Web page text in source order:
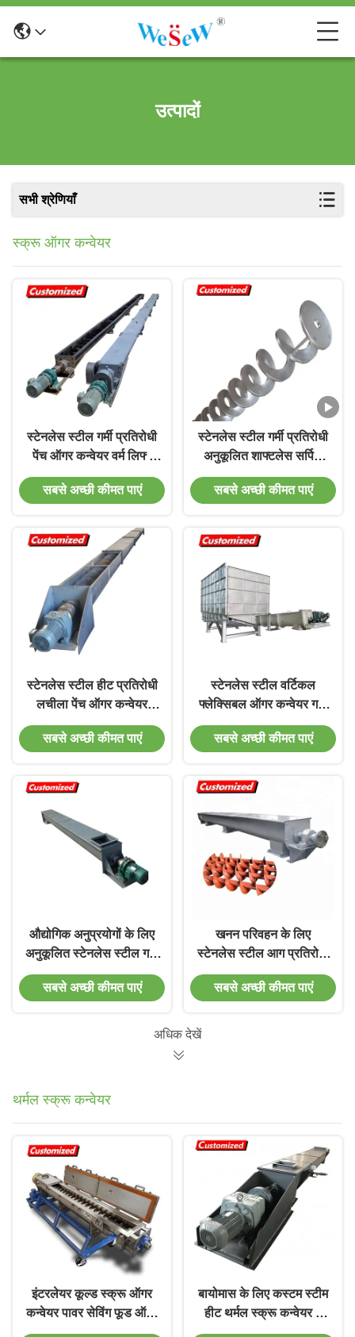
उत्पादों
सभी श्रेणियाँ
स्क्रू ऑगर कन्वेयर
स्टेनलेस स्टील गर्मी प्रतिरोधी
पेंच ऑगर कन्वेयर वर्म लिफ्ट
अनुकूलित आयामों के साथ
सबसे अच्छी कीमत पाएं
स्टेनलेस स्टील गर्मी प्रतिरोधी
अनुकूलित शाफ्टलेस सर्पिल
पेंच ऑगर कन्वेयर
सबसे अच्छी कीमत पाएं
स्टेनलेस स्टील हीट प्रतिरोधी
लचीला पेंच ऑगर कन्वेयर
फ्लेक बर्फ के लिए अनुकूलित
आकार के साथ
सबसे अच्छी कीमत पाएं
स्टेनलेस स्टील वर्टिकल
फ्लेक्सिबल ऑगर कन्वेयर गर्मी
प्रतिरोधी
सबसे अच्छी कीमत पाएं
औद्योगिक अनुप्रयोगों के लिए
अनुकूलित स्टेनलेस स्टील गर्मी
प्रतिरोधी पेंच ऑगर कन्वेयर
सबसे अच्छी कीमत पाएं
खनन परिवहन के लिए
स्टेनलेस स्टील आग प्रतिरोधी
पेंच एगर कन्वेयर
सबसे अच्छी कीमत पाएं
अधिक देखें
थर्मल स्क्रू कन्वेयर
इंटरलेयर कूल्ड स्क्रू ऑगर
कन्वेयर पावर सेविंग फूड ऑगर
कन्वेयर
बायोमास के लिए कस्टम स्टीम
हीट थर्मल स्क्रू कन्वेयर 1
साल की वारंटी